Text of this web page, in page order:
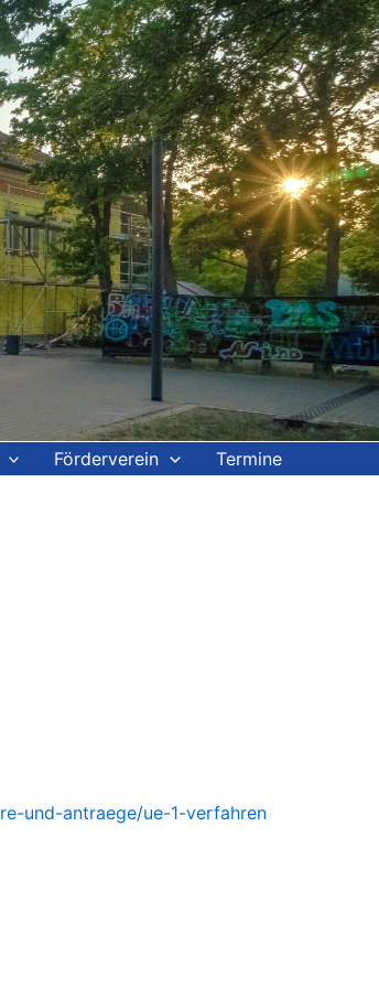
Förderverein Termine
und-antraege/ue-1-verfahren